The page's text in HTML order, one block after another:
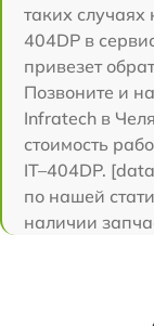
таких случаях
404DP в
привезет
Позвоните и
Infratech в
стоимость
IT–404DP.
по нашей
наличии